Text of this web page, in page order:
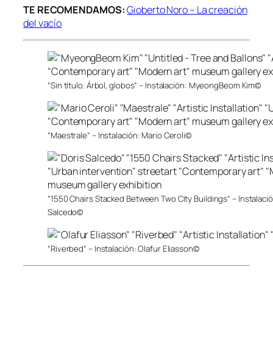
TE RECOMENDAMOS:Gioberto Noro – La creación
del vacío
“Sin título. Árbol, globos” – Instalación: MyeongBeom Kim©
“Maestrale” – Instalación: Mario Ceroli©
“1550 Chairs Stacked Between Two City Buildings” –
Salcedo©
“Riverbed” – Instalación: Olafur Eliasson©